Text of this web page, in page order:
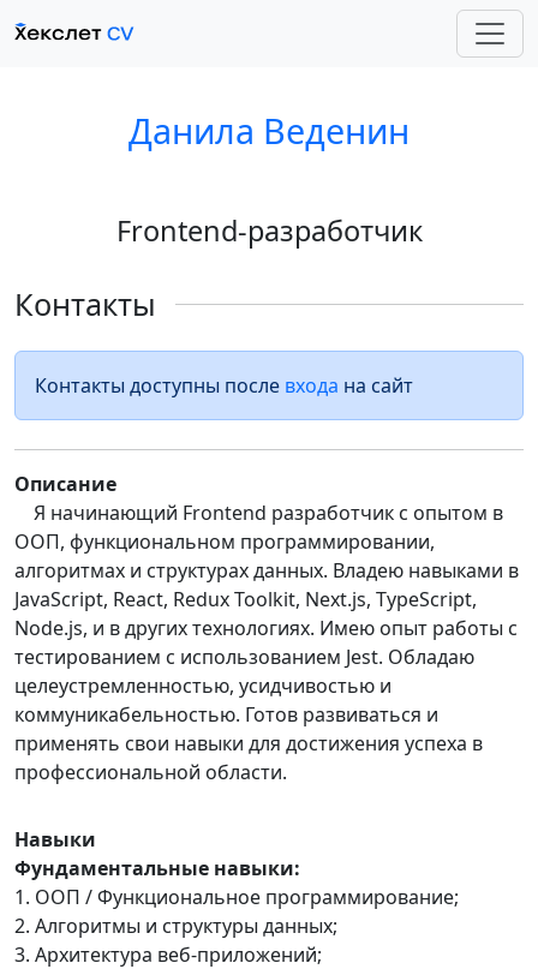
Данила Веденин
Frontend-разработчик
Контакты
Контакты доступны после входа на сайт
Описание
Я начинающий Frontend разработчик с опытом в
ООП, функциональном программировании,
алгоритмах и структурах данных. Владею навыками в
JavaScript, React, Redux Toolkit, Next.js, TypeScript,
Node.js, и в других технологиях. Имею опыт работы с
тестированием с использованием Jest. Обладаю
целеустремленностью, усидчивостью и
коммуникабельностью. Готов развиваться и
применять свои навыки для достижения успеха в
профессиональной области.
Навыки
Фундаментальные навыки:
1. ООП / Функциональное программирование;
2. Алгоритмы и структуры данных;
3. Архитектура веб-приложений;